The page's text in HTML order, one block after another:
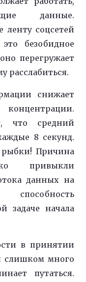
данные.
ленту соцсетей
безобидное
перегружает
расслабиться.
снижает
что средний
8 секунд.
рыбки! Причина
привыкли
данных на
задаче начала
в принятии
слишком много
путаться.